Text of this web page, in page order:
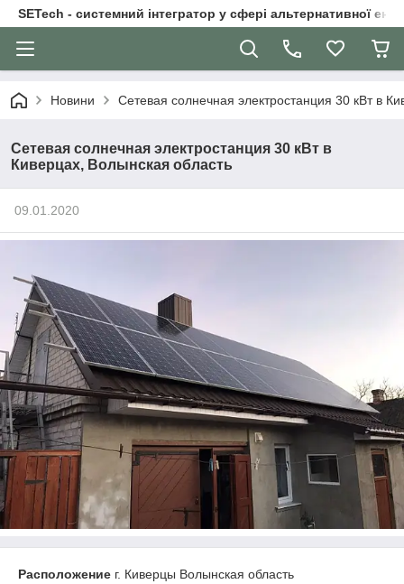
SETech - системний інтегратор у сфері альтернативної
Новини Сетевая солнечная электростанция 30 кВт в
Сетевая солнечная электростанция 30 кВт в
Киверцах, Волынская область
09.01.2020
Расположение г. Киверцы Волынская область